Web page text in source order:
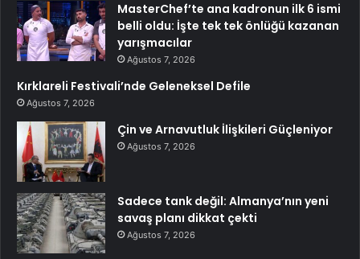
MasterChef’te ana kadronun ilk 6 ismi
belli oldu: İşte tek tek önlüğü kazanan
yarışmacılar
Ağustos 7, 2026
Kırklareli Festivali’nde Geleneksel Defile
Ağustos 7, 2026
Çin ve Arnavutluk İlişkileri Güçleniyor
Ağustos 7, 2026
Sadece tank değil: Almanya’nın yeni
savaş planı dikkat çekti
Ağustos 7, 2026